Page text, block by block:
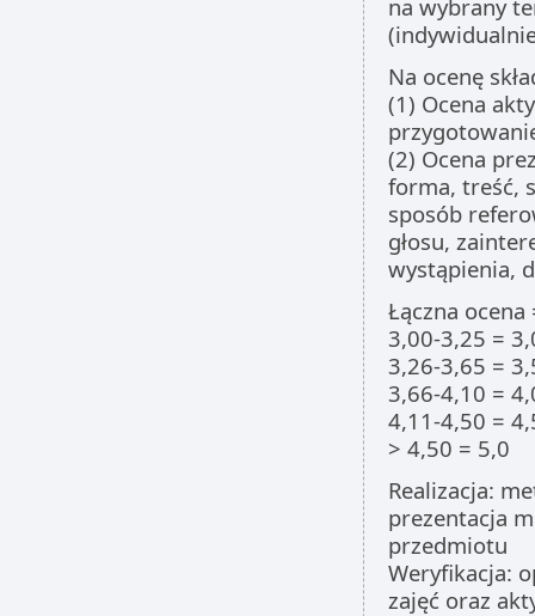
na wybrany
Na ocenę
(1) Ocena
(2) Ocena
forma, treść,
sposób
głosu,
wystąpienia,
Łączna
3,00-3,25 =
3,26-3,65 =
3,66-4,10 =
4,11-4,50 =
> 4,50 = 5,0
Realizacja:
prezentacja
przedmiotu
Weryfikacja:
zajęć oraz